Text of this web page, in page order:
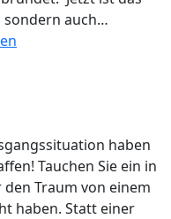
sondern auch…
haben
Tauchen Sie ein in
Traum von einem
haben. Statt einer